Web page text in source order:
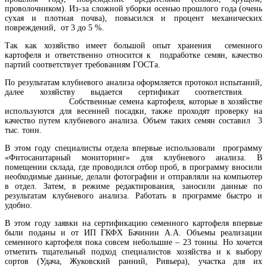
проволочником). Из-за сложной уборки осенью прошлого года (очень
сухая и плотная почва), повысился и процент механических
повреждений, от 3 до 5 %.
Так как хозяйство имеет большой опыт хранения семенного
картофеля и ответственно относится к подработке семян, качество
партий соответствует требованиям ГОСТа.
По результатам клубневого анализа оформляется протокол испытаний,
далее хозяйству выдается сертификат соответствия.
Собственные семена картофеля, которые в хозяйстве
используются для весенней посадки, также проходят проверку на
качество путем клубневого анализа. Объем таких семян составил 3
тыс. тонн.
В этом году специалисты отдела впервые использовали программу
«Фитосанитарный мониторинг» для клубневого анализа. В
помещении склада, где проводился отбор проб, в программу вносили
необходимые данные, делали фотографии и отправляли на компьютер
в отдел. Затем, в режиме редактирования, заносили данные по
результатам клубневого анализа. Работать в программе быстро и
удобно.
В этом году заявки на сертификацию семенного картофеля впервые
были поданы и от ИП ГКФХ Бачинин А.А. Объемы реализации
семенного картофеля пока совсем небольшие – 23 тонны. Но хочется
отметить тщательный подход специалистов хозяйства и к выбору
сортов (Удача, Жуковский ранний, Ривьера), участка для их